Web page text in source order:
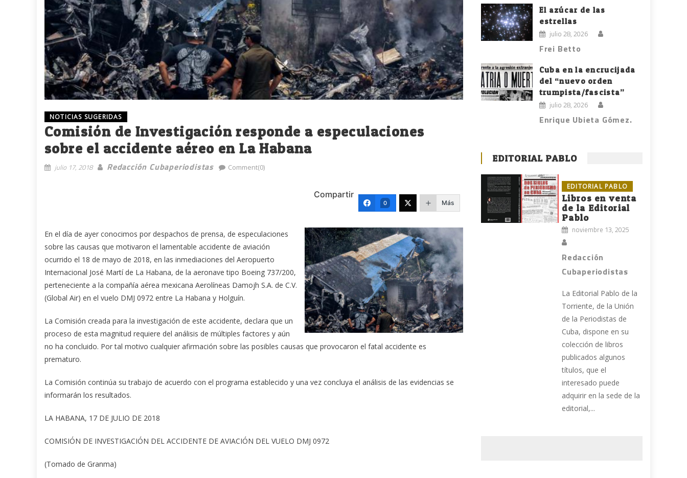
NOTICIAS SUGERIDAS
Comisión de Investigación responde a especulaciones
sobre el accidente aéreo en La Habana
julio 17, 2018 Redacción Cubaperiodistas Comment(0)
Compartir
0 Más
En el día de ayer conocimos por despachos de prensa, de especulaciones
sobre las causas que motivaron el lamentable accidente de aviación
ocurrido el 18 de mayo de 2018, en las inmediaciones del Aeropuerto
Internacional José Martí de La Habana, de la aeronave tipo Boeing 737/200,
perteneciente a la compañía aérea mexicana Aerolíneas Damojh S.A. de C.V.
(Global Air) en el vuelo DMJ 0972 entre La Habana y Holguín.
La Comisión creada para la investigación de este accidente, declara que un
proceso de esta magnitud requiere del análisis de múltiples factores y aún
no ha concluido. Por tal motivo cualquier afirmación sobre las posibles causas que provocaron el fatal accidente es
prematuro.
La Comisión continúa su trabajo de acuerdo con el programa establecido y una vez concluya el análisis de las evidencias se
informarán los resultados.
LA HABANA, 17 DE JULIO DE 2018
COMISIÓN DE INVESTIGACIÓN DEL ACCIDENTE DE AVIACIÓN DEL VUELO DMJ 0972
(Tomado de Granma)
El azúcar de las
estrellas
julio 28, 2026
Frei Betto
Cuba en la encrucijada
del “nuevo orden
trumpista/fascista”
julio 28, 2026
Enrique Ubieta Gómez.
EDITORIAL PABLO
EDITORIAL PABLO
Libros en venta
de la Editorial
Pablo
noviembre 13, 2025
Redacción
Cubaperiodistas
La Editorial Pablo de la
Torriente, de la Unión
de la Periodistas de
Cuba, dispone en su
colección de libros
publicados algunos
títulos, que el
interesado puede
adquirir en la sede de la
editorial,...